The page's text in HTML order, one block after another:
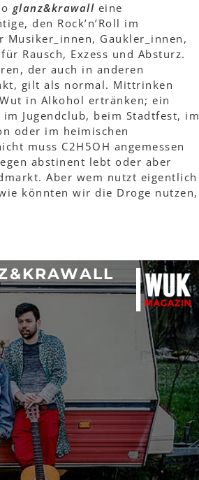
glanz&krawall eine
den Rock’n’Roll im
Gaukler_innen,
Rausch, Exzess und Absturz.
der auch in anderen
gilt als normal. Mittrinken
in Alkohol ertränken; ein
Jugendclub, beim Stadtfest, im
oder im heimischen
muss C2H5OH angemessen
abstinent lebt oder aber
Aber wem nutzt eigentlich
könnten wir die Droge nutzen,